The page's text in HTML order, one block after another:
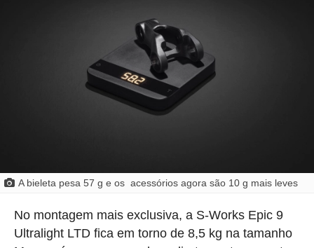
A bieleta pesa 57 g e os acessórios agora são 10 g mais leves
No montagem mais exclusiva, a S-Works Epic 9
Ultralight LTD fica em torno de 8,5 kg na tamanho